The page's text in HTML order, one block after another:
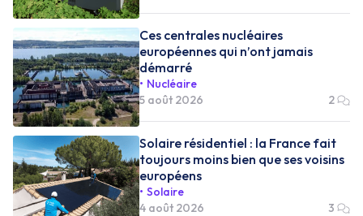
Ces centrales nucléaires
européennes qui n’ont jamais
démarré
Nucléaire
5 août 2026
2
Solaire résidentiel : la France fait
toujours moins bien que ses voisins
européens
Solaire
4 août 2026
3